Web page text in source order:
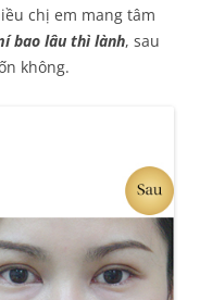
chị em mang tâm
bao lâu thì lành, sau
không.